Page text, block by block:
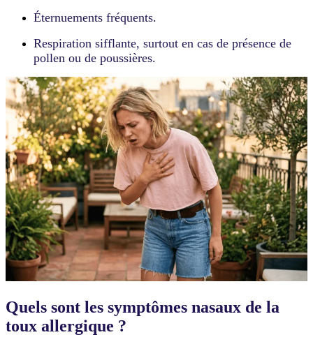
Éternuements fréquents.
Respiration sifflante, surtout en cas de présence de
pollen ou de poussières.
Quels sont les symptômes nasaux de la
toux allergique ?